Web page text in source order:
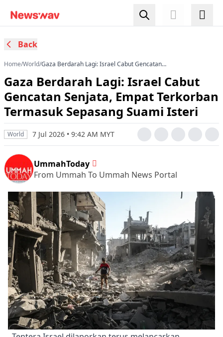
Back
Home/World/Gaza Berdarah Lagi: Israel Cabut Gencatan
Suami Isteri
Gaza Berdarah Lagi: Israel Cabut
Gencatan Senjata, Empat Terkorban
Termasuk Sepasang Suami Isteri
World 7 Jul 2026 • 9:42 AM MYT
UmmahToday
From Ummah To Ummah News Portal